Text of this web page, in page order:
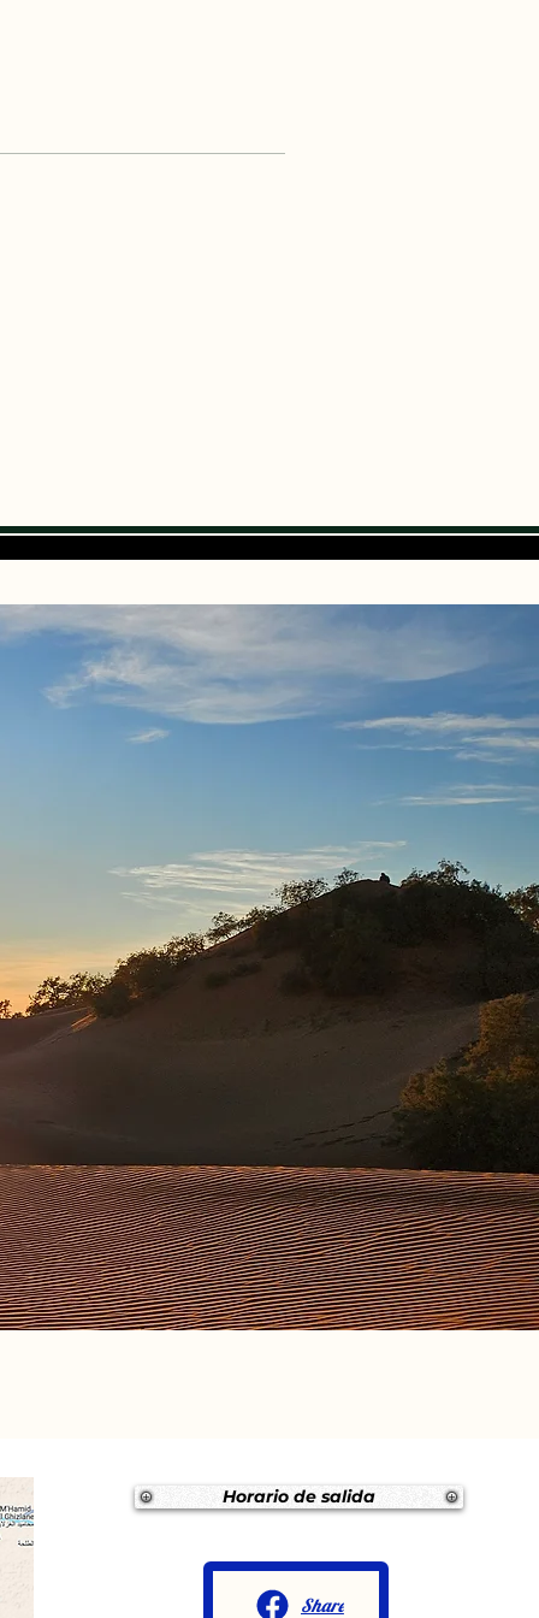
Horario de salida
Share